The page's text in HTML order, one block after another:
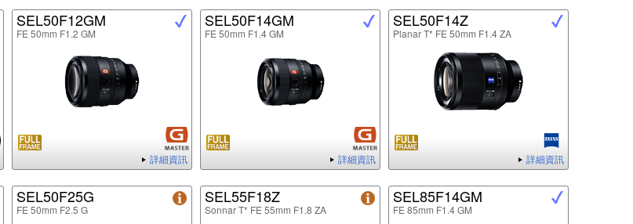
SEL50F12GM
FE 50mm F1.2 GM
詳細資訊
SEL50F14GM
FE 50mm F1.4 GM
詳細資訊
SEL50F14Z
Planar T* FE 50mm F1.4 ZA
詳細資訊
SEL50F25G
FE 50mm F2.5 G
SEL55F18Z
Sonnar T* FE 55mm F1.8 ZA
SEL85F14GM
FE 85mm F1.4 GM